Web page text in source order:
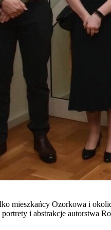
mieszkańcy Ozorkowa i
i abstrakcje autorstwa